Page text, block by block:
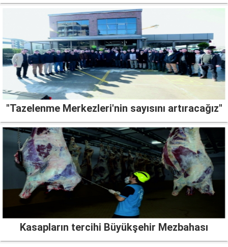
"Tazelenme Merkezleri'nin sayısını artıracağız"
Kasapların tercihi Büyükşehir Mezbahası